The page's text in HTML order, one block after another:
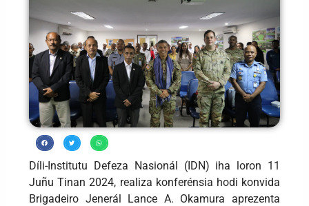
Díli-Institutu Defeza Nasionál (IDN) iha loron 11
Juñu Tinan 2024, realiza konferénsia hodi konvida
Brigadeiro Jenerál Lance A. Okamura aprezenta